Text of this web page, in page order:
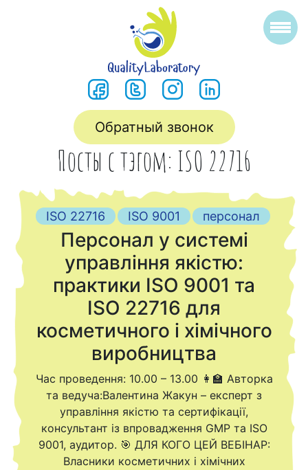
Обратный звонок
Посты с тэгом: ISO 22716
ISO 22716 ISO 9001 персонал
Персонал у системі
управління якістю:
практики ISO 9001 та
ISO 22716 для
косметичного і хімічного
виробництва
Час проведення: 10.00 – 13.00 👩‍🏫 Авторка
та ведуча:Валентина Жакун – експерт з
управління якістю та сертифікації,
консультант із впровадження GMP та ISO
9001, аудитор. 🎯 ДЛЯ КОГО ЦЕЙ ВЕБІНАР:
Власники косметичних і хімічних